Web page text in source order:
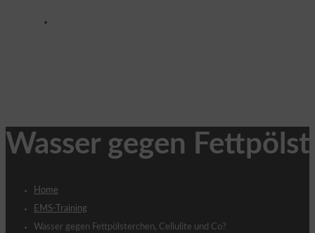
Wasser gegen
Home
EMS-Training
Wasser gegen Fettpölsterchen, Cellulite und Co?